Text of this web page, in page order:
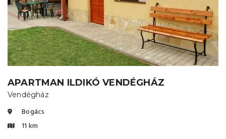
APARTMAN ILDIKÓ VENDÉGHÁZ
Vendégház
Bogács
11 km